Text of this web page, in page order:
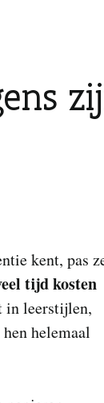
kent, pas
tijd kosten
in leerstijlen,
helemaal